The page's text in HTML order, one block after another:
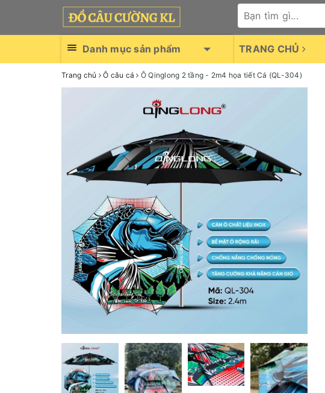
Danh mục sản phẩm TRANG CHỦ
Trang chủ Ô câu cá Ô Qinglong 2 tầng - 2m4 họa tiết Cá (QL-304)